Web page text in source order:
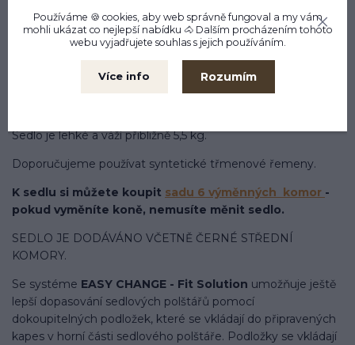
koněm dělat.
Materiálem je moderně vyvinutá umělá neklouzavá měkká
kůže. Velmi odolná a to i vůči vodě, materiál je
rychleschnoucí.
Sedlo je lehké a váží přibližně 5,5 kg.
Doporučujeme používat syntetické třmenové řemeny.
K sedlu si můžete koupit sadu 6 výměnných komor -
pokud vyměníte koně, nemusíte měnit sedlo.
SEDLO JE DODÁVÁNO VČETNĚ ČERNÉ STŘEDNÍ
KOMORY.
Se systéme EASY CHANGE - Fit Solution umožňuje ještě
lepší dopasování sedlových polštářů pomocí
dokoupitelných podložek, které se vkládají do připravených
kapes v horní části sedlového polštáře. Podložky se vkládají
Používáme 🍪 cookies, aby web správně fungoval a my vám
mohli ukázat co nejlepší nabídku 🐴 Dalším procházením tohoto
webu vyjadřujete souhlas s jejich používáním.
Více info Rozumím